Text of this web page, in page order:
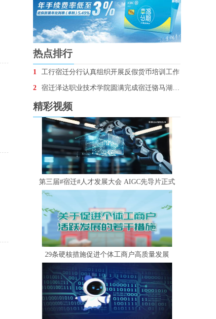
热点排行
1 工行宿迁分行认真组织开展反假货币培训工作
2 宿迁泽达职业技术学院圆满完成宿迁骆马湖•银河左岸音乐节安保任务
精彩视频
第三届#宿迁#人才发展大会 AIGC先导片正式
29条硬核措施促进个体工商户高质量发展